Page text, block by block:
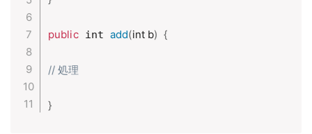
public int add(int b) {
// 処理
}